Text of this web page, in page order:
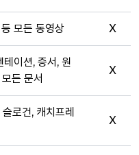
모든 동영상 X
이션, 증서, 원
든 문서
X
로건, 캐치프레
X